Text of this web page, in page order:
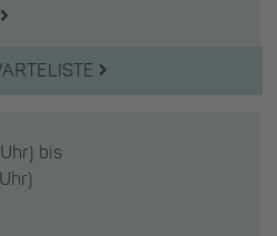
bis